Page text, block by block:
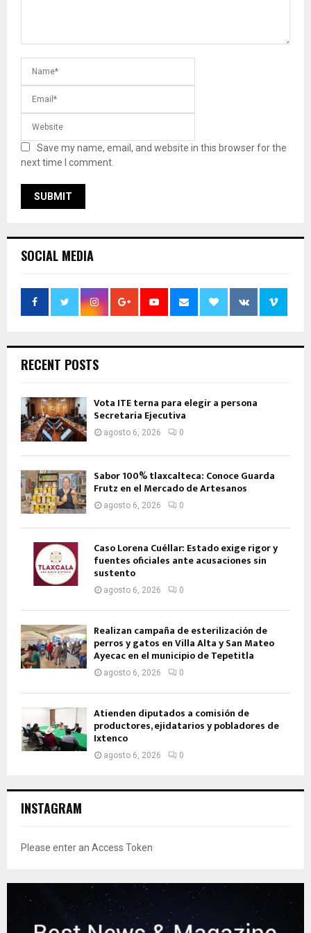
Save my name, email, and website in this browser for the
next time I comment.
SOCIAL MEDIA
RECENT POSTS
Vota ITE terna para elegir a persona
Secretaria Ejecutiva
agosto 6, 2026 0
Sabor 100% tlaxcalteca: Conoce Guarda
Frutz en el Mercado de Artesanos
agosto 6, 2026 0
Caso Lorena Cuéllar: Estado exige rigor y
fuentes oficiales ante acusaciones sin
sustento
agosto 6, 2026 0
Realizan campaña de esterilización de
perros y gatos en Villa Alta y San Mateo
Ayecac en el municipio de Tepetitla
agosto 6, 2026 0
Atienden diputados a comisión de
productores, ejidatarios y pobladores de
Ixtenco
agosto 6, 2026 0
INSTAGRAM
Please enter an Access Token